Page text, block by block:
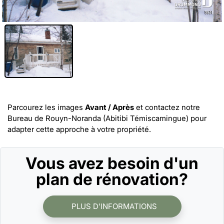
Parcourez les images Avant / Après et contactez notre
Bureau de Rouyn-Noranda (Abitibi Témiscamingue) pour
adapter cette approche à votre propriété.
Vous avez besoin d'un
plan de rénovation?
PLUS D'INFORMATIONS